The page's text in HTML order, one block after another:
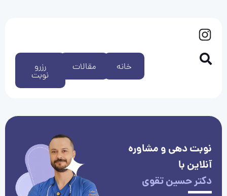
رزرو
نوبت
مقالات خانه
نوبت دهی و مشاوره
آنلاین با
دکتر حسین تقوی